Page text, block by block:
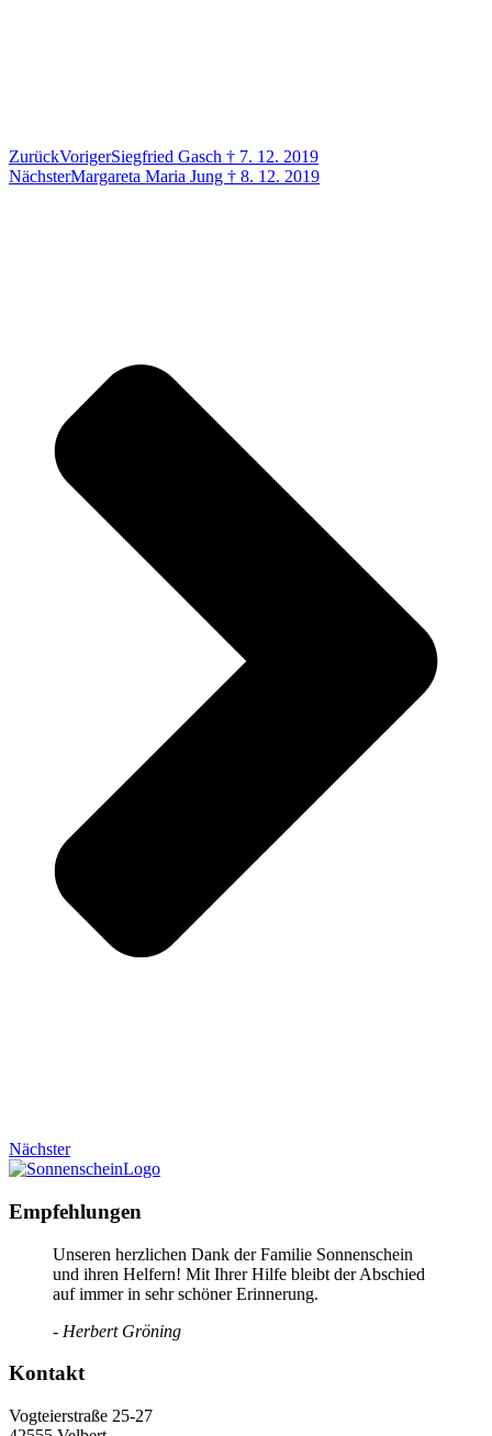
ZurückVorigerSiegfried Gasch † 7. 12. 2019
NächsterMargareta Maria Jung † 8. 12. 2019
Nächster
Empfehlungen
Unseren herzlichen Dank der Familie Sonnenschein
und ihren Helfern! Mit Ihrer Hilfe bleibt der Abschied
auf immer in sehr schöner Erinnerung.
- Herbert Gröning
Kontakt
Vogteierstraße 25-27